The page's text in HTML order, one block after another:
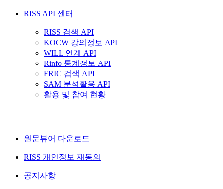
RISS API 센터
RISS 검색 API
KOCW 강의정보 API
WILL 연계 API
Rinfo 통계정보 API
FRIC 검색 API
SAM 분석활용 API
활용 및 참여 현황
원문뷰어 다운로드
RISS 개인정보 재동의
공지사항